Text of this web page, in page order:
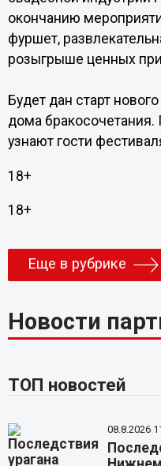
окончанию
фуршет,
розыгрыше ценных
Будет дан старт
дома
узнают гости
18+
18+
Еще в рубрике
Новости
ТОП новостей
08.8.2026